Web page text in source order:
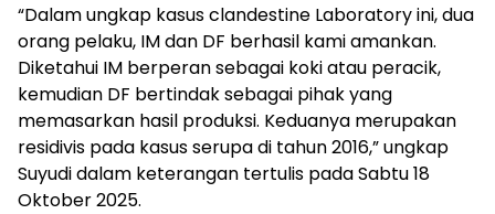
“Dalam ungkap kasus clandestine Laboratory ini, dua
orang pelaku, IM dan DF berhasil kami amankan.
Diketahui IM berperan sebagai koki atau peracik,
kemudian DF bertindak sebagai pihak yang
memasarkan hasil produksi. Keduanya merupakan
residivis pada kasus serupa di tahun 2016,” ungkap
Suyudi dalam keterangan tertulis pada Sabtu 18
Oktober 2025.